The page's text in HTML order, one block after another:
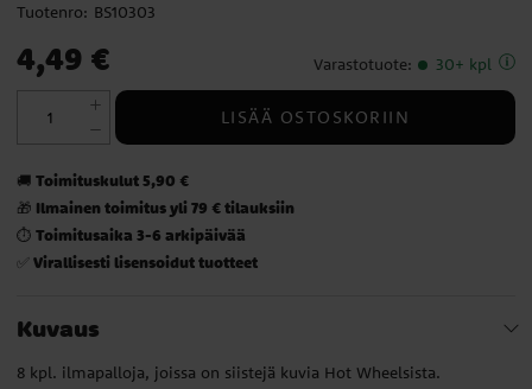
Tuotenro: BS10303
Hinta :4,49 €
4,49 € Varastotuote: 30+ kpl
LISÄÄ OSTOSKORIIN
🚚 Toimituskulut 5,90 €
🎁 Ilmainen toimitus yli 79 € tilauksiin
⏱️ Toimitusaika 3-6 arkipäivää
✅ Virallisesti lisensoidut tuotteet
Kuvaus
8 kpl. ilmapalloja, joissa on siistejä kuvia Hot Wheelsista.